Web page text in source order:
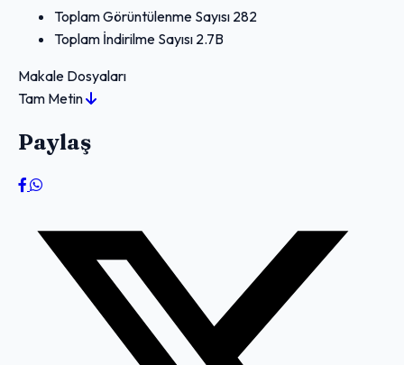
Toplam Görüntülenme Sayısı 282
Toplam İndirilme Sayısı 2.7B
Makale Dosyaları
Tam Metin
Paylaş